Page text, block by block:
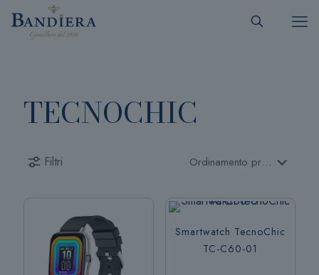
TECNOCHIC
Filtri
Smartwatch TecnoChic
TC-C60-01